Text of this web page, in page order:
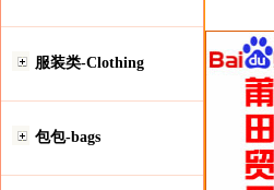
服装类-Clothing
包包-bags